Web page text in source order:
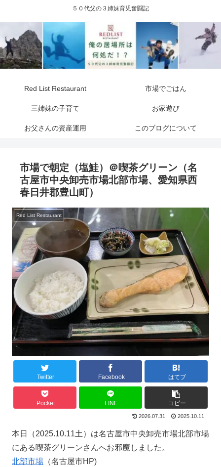
５０代父の３姉妹育児奮闘記
Red List Restaurant 市場でごはん
三姉妹の子育て お家遊び
お父さんの資産運用 このブログについて
市場で朝定（塩鮭）＠喫茶グリーン（名
古屋市中央卸売市場北部市場、愛知県西
春日井郡豊山町）
Red List Restaurant
Twitter Facebook はてブ
Pocket LINE コピー
2026.07.31 2025.10.11
本日（2025.10.11土）は名古屋市中央卸売市場北部市場
にある喫茶グリーンさんへお邪魔しました。
北部市場 （名古屋市HP)